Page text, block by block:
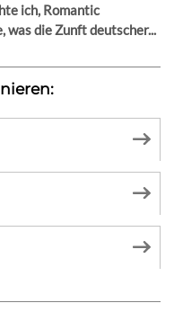
ich, Romantic
was die Zunft deutscher...